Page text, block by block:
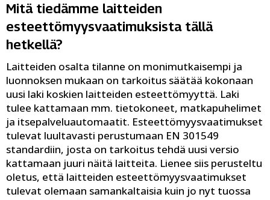
Mitä tiedämme laitteiden
esteettömyysvaatimuksista tällä
hetkellä?
Laitteiden osalta tilanne on monimutkaisempi ja
luonnoksen mukaan on tarkoitus säätää kokonaan
uusi laki koskien laitteiden esteettömyyttä. Laki
tulee kattamaan mm. tietokoneet, matkapuhelimet
ja itsepalveluautomaatit. Esteettömyysvaatimukset
tulevat luultavasti perustumaan EN 301549
standardiin, josta on tarkoitus tehdä uusi versio
kattamaan juuri näitä laitteita. Lienee siis perusteltu
oletus, että laitteiden esteettömyysvaatimukset
tulevat olemaan samankaltaisia kuin jo nyt tuossa